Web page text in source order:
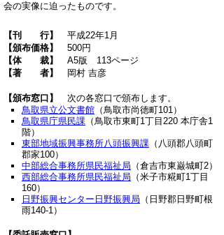
会の実像に迫ったものです。
【刊 行】
平成22年1月
【頒布価格】
500円
【体 裁】
A5版 113ページ
【著 者】 岡村 吉彦
【頒布窓口 】
次の各窓口で頒布します。
鳥取県立公文書館 （鳥取市尚徳町101）
鳥取県庁県民課 （鳥取市東町1丁目220 本庁舎1
階）
東部地域振興事務所八頭振興課 （八頭郡八頭町
郡家100）
中部総合事務所県民福祉局 （倉吉市東巌城町2）
西部総合事務所県民福祉局 （米子市糀町1丁目
160）
日野振興センター日野振興局 （日野郡日野町根
雨140-1）